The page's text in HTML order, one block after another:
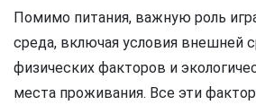
Помимо питания, важную роль
среда, включая условия внешней
физических факторов и
места проживания. Все эти